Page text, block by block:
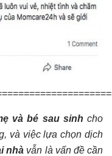
và bé sau sinh cho
và việc lựa chọn dịch
nhà vẫn là vấn đề cần